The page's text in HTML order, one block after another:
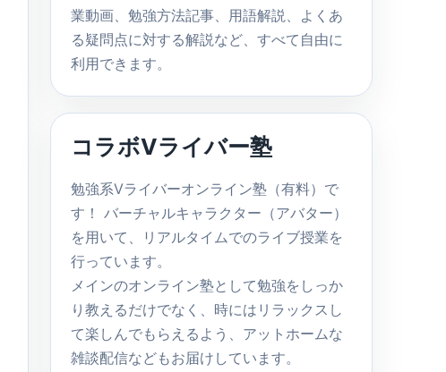
業動画、勉強方法記事、用語解説、よくあ
る疑問点に対する解説など、すべて自由に
利用できます。
コラボVライバー塾
勉強系Vライバーオンライン塾（有料）で
す！ バーチャルキャラクター（アバター）
を用いて、リアルタイムでのライブ授業を
行っています。
メインのオンライン塾として勉強をしっか
り教えるだけでなく、時にはリラックスし
て楽しんでもらえるよう、アットホームな
雑談配信などもお届けしています。